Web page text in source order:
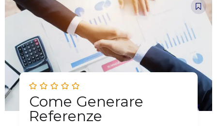
Come Generare
Referenze